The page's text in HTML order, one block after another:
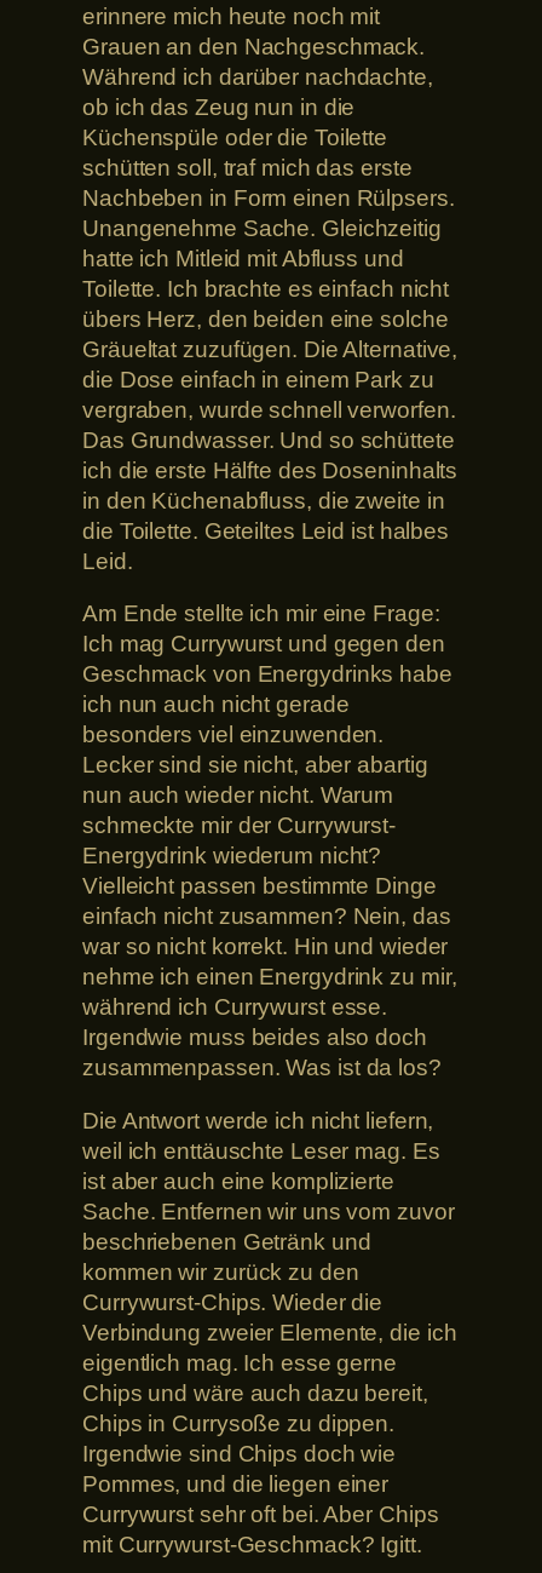
erinnere mich heute noch mit
Grauen an den Nachgeschmack.
Während ich darüber nachdachte,
ob ich das Zeug nun in die
Küchenspüle oder die Toilette
schütten soll, traf mich das erste
Nachbeben in Form einen Rülpsers.
Unangenehme Sache. Gleichzeitig
hatte ich Mitleid mit Abfluss und
Toilette. Ich brachte es einfach nicht
übers Herz, den beiden eine solche
Gräueltat zuzufügen. Die Alternative,
die Dose einfach in einem Park zu
vergraben, wurde schnell verworfen.
Das Grundwasser. Und so schüttete
ich die erste Hälfte des Doseninhalts
in den Küchenabfluss, die zweite in
die Toilette. Geteiltes Leid ist halbes
Leid.
Am Ende stellte ich mir eine Frage:
Ich mag Currywurst und gegen den
Geschmack von Energydrinks habe
ich nun auch nicht gerade
besonders viel einzuwenden.
Lecker sind sie nicht, aber abartig
nun auch wieder nicht. Warum
schmeckte mir der Currywurst-
Energydrink wiederum nicht?
Vielleicht passen bestimmte Dinge
einfach nicht zusammen? Nein, das
war so nicht korrekt. Hin und wieder
nehme ich einen Energydrink zu mir,
während ich Currywurst esse.
Irgendwie muss beides also doch
zusammenpassen. Was ist da los?
Die Antwort werde ich nicht liefern,
weil ich enttäuschte Leser mag. Es
ist aber auch eine komplizierte
Sache. Entfernen wir uns vom zuvor
beschriebenen Getränk und
kommen wir zurück zu den
Currywurst-Chips. Wieder die
Verbindung zweier Elemente, die ich
eigentlich mag. Ich esse gerne
Chips und wäre auch dazu bereit,
Chips in Currysoße zu dippen.
Irgendwie sind Chips doch wie
Pommes, und die liegen einer
Currywurst sehr oft bei. Aber Chips
mit Currywurst-Geschmack? Igitt.